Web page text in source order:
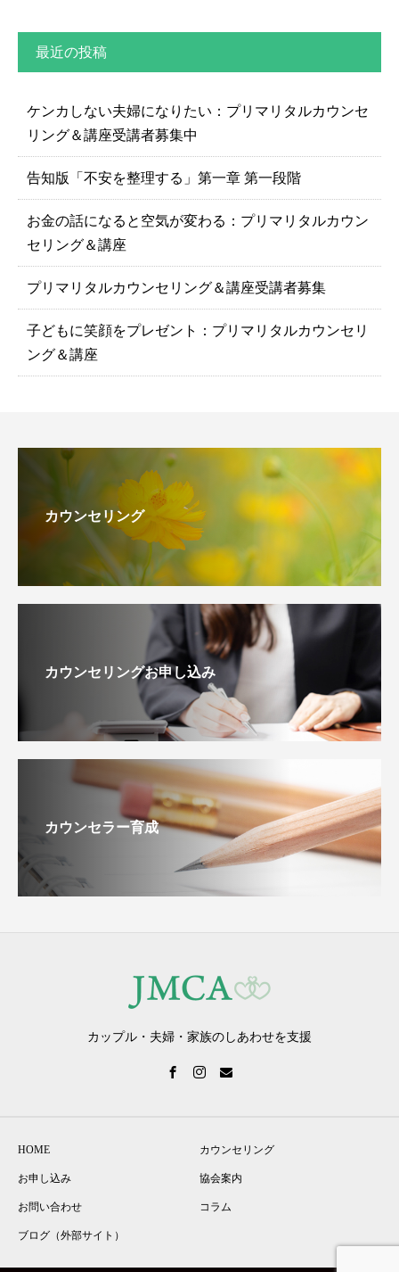
最近の投稿
ケンカしない夫婦になりたい：プリマリタルカウンセ
リング＆講座受講者募集中
告知版「不安を整理する」第一章 第一段階
お金の話になると空気が変わる：プリマリタルカウン
セリング＆講座
プリマリタルカウンセリング＆講座受講者募集
子どもに笑顔をプレゼント：プリマリタルカウンセリ
ング＆講座
カウンセリング
カウンセリングお申し込み
カウンセラー育成
カップル・夫婦・家族のしあわせを支援
HOME カウンセリング
お申し込み 協会案内
お問い合わせ コラム
ブログ（外部サイト）